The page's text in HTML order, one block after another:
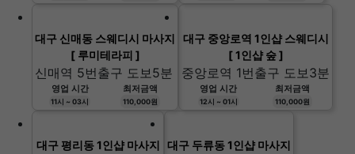
대구 신매동 스웨디시 마사지
[ 루미테라피 ]
신매역 5번출구 도보5분
영업 시간
11시 ~ 03시
최저금액
110,000원
대구 중앙로역 1인샵 스웨디시
[ 1인샵 숲 ]
중앙로역 1번출구 도보3분
영업 시간
12시 ~ 01시
최저금액
110,000원
대구 평리동 1인샵 마사지 대구 두류동 1인샵 마사지